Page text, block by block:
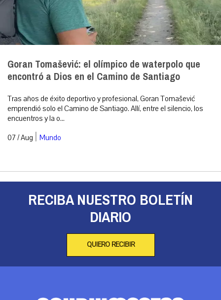
Goran Tomašević: el olímpico de waterpolo que
encontró a Dios en el Camino de Santiago
Tras años de éxito deportivo y profesional, Goran Tomašević
emprendió solo el Camino de Santiago. Allí, entre el silencio, los
encuentros y la o...
07 / Aug | Mundo
RECIBA NUESTRO BOLETÍN
DIARIO
QUIERO RECIBIR